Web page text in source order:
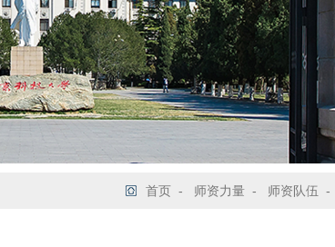
首页 - 师资力量 - 师资队伍 -